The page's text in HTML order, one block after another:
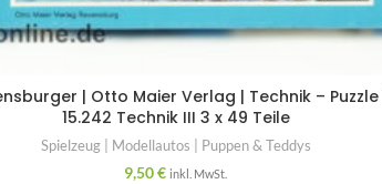
| Otto Maier Verlag | Technik – Puzzle
15.242 Technik III 3 x 49 Teile
Spielzeug | Modellautos | Puppen & Teddys
9,50€ inkl. MwSt.